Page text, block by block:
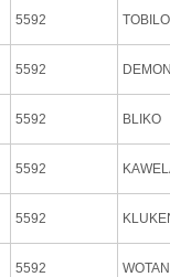
5592
5592
5592 BLIKO
5592
5592
5592